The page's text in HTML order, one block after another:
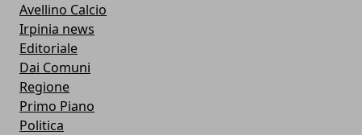
Avellino Calcio
Irpinia news
Editoriale
Dai Comuni
Regione
Primo Piano
Politica